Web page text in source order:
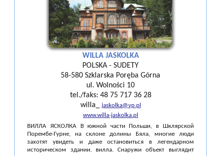
WILLA JASKOLKA
POLSKA - SUDETY
58-580 Szklarska Poręba Górna
ul. Wolności 10
tel./faks: 48 75 717 36 28
willa_
jaskolka@vp.pl
www.willa-jaskolka.pl
ВИЛЛА ЯСКОЛКА В южной части Польши, в Шклярской
Порембе-Гурне, на склоне долины Бяла, многие люди
захотят увидеть и даже остановиться в легендарном
историческом здании. вилла. Снаружи объект выглядит